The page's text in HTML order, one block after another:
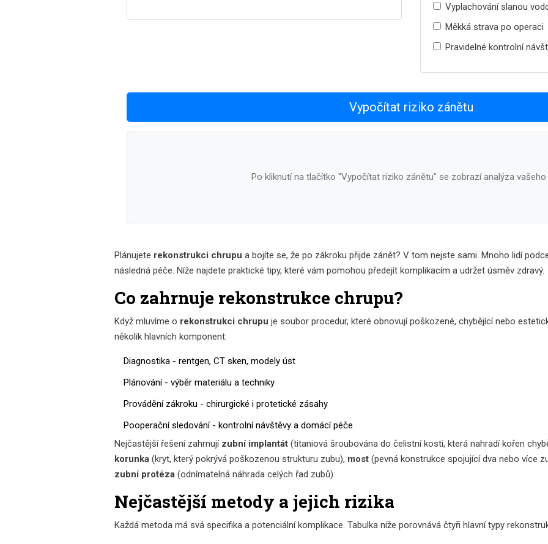
Vyplachování slanou
Měkká strava po operaci
Pravidelné kontrolní
Vypočítat riziko zánětu
Po kliknutí na tlačítko "Vypočítat riziko zánětu" se zobrazí analýza vašeho
Plánujete rekonstrukci chrupu a bojíte se, že po zákroku přijde zánět? V tom nejste sami. Mnoho lidí
následná péče. Níže najdete praktické tipy, které vám pomohou předejít komplikacím a udržet úsměv zdravý.
Co zahrnuje rekonstrukce chrupu?
Když mluvíme o rekonstrukci chrupu je soubor procedur, které obnovují poškozené, chybějící nebo
několik hlavních komponent:
Diagnostika - rentgen, CT sken, modely úst
Plánování - výběr materiálu a techniky
Provádění zákroku - chirurgické i protetické zásahy
Pooperační sledování - kontrolní návštěvy a domácí péče
Nejčastější řešení zahrnují zubní implantát (titaniová šroubována do čelistní kosti, která nahradí kořen
korunka (kryt, který pokrývá poškozenou strukturu zubu), most (pevná konstrukce spojující dva nebo více
zubní protéza (odnímatelná náhrada celých řad zubů).
Nejčastější metody a jejich rizika
Každá metoda má svá specifika a potenciální komplikace. Tabulka níže porovnává čtyři hlavní typy